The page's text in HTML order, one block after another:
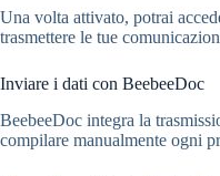
Una volta attivato, potrai
trasmettere le tue
Inviare i dati con BeebeeDoc
BeebeeDoc integra la
compilare manualmente ogni